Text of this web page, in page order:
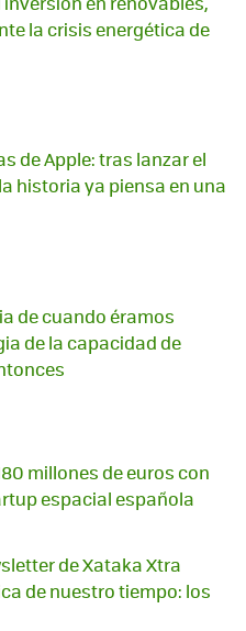
la crisis energética de
de Apple: tras lanzar el
historia ya piensa en una
de cuando éramos
de la capacidad de
millones de euros con
espacial española
de Xataka Xtra
de nuestro tiempo: los